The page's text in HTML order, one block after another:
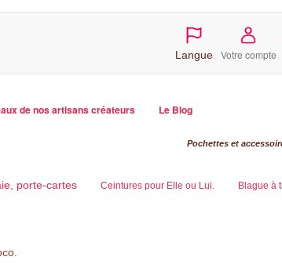
Langue Votre compte
de nos artisans créateurs Le Blog
Pochettes et
porte-cartes Ceintures pour Elle ou Lui. Blague à